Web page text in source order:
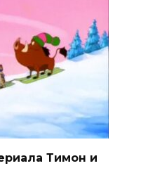
Тимон и